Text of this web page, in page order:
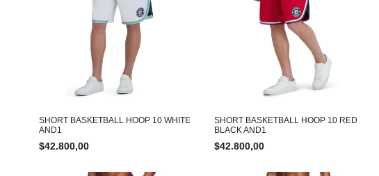
SHORT BASKETBALL HOOP 10 WHITE
AND1
$42.800,00
SHORT BASKETBALL HOOP 10 RED
BLACK AND1
$42.800,00